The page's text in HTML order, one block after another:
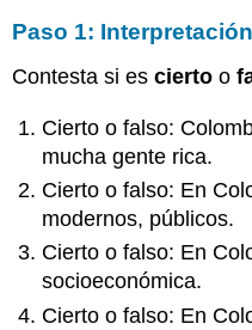
Paso 1: Interpretación
Contesta si escierto o
Cierto o falso:
mucha gente rica.
Cierto o falso: En
modernos, públicos.
Cierto o falso: En
socioeconómica.
Cierto o falso: En